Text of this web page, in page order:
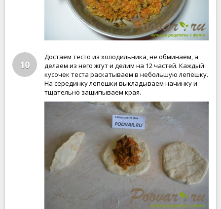
10
Достаем тесто из холодильника, не обминаем, а
делаем из него жгут и делим на 12 частей. Каждый
кусочек теста раскатываем в небольшую лепешку.
На серединку лепешки выкладываем начинку и
тщательно защипываем края.